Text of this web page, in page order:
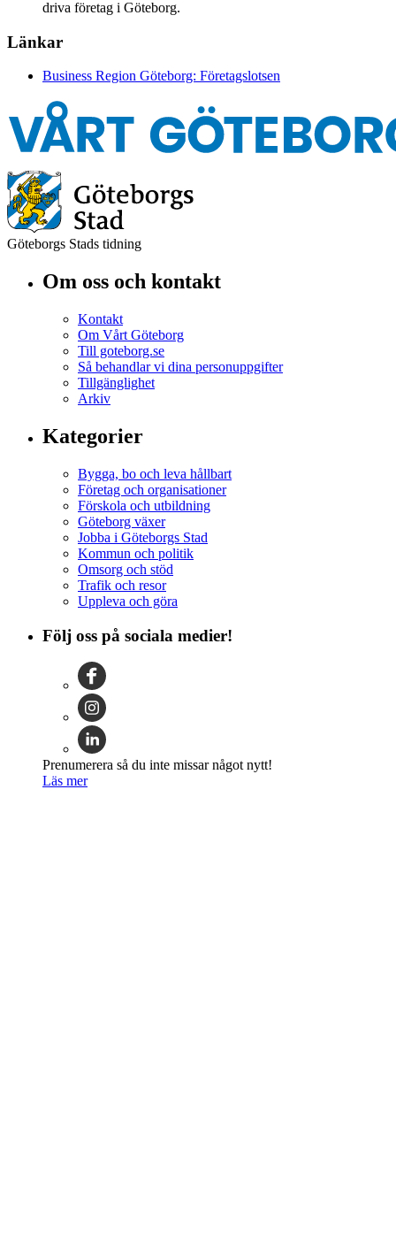
driva företag i Göteborg.
Länkar
Business Region Göteborg: Företagslotsen
Göteborgs Stads tidning
Om oss och kontakt
Kontakt
Om Vårt Göteborg
Till goteborg.se
Så behandlar vi dina personuppgifter
Tillgänglighet
Arkiv
Kategorier
Bygga, bo och leva hållbart
Företag och organisationer
Förskola och utbildning
Göteborg växer
Jobba i Göteborgs Stad
Kommun och politik
Omsorg och stöd
Trafik och resor
Uppleva och göra
Följ oss på sociala medier!
Prenumerera så du inte missar något nytt!
Läs mer